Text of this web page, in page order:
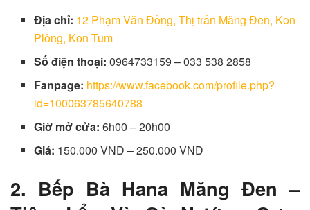
Địa chỉ: 12 Phạm Văn Đồng, Thị trấn Măng Đen, Kon
Plông, Kon Tum
Số điện thoại: 0964733159 – 033 538 2858
Fanpage: https://www.facebook.com/profile.php?
id=100063785640788
Giờ mở cửa: 6h00 – 20h00
Giá: 150.000 VNĐ – 250.000 VNĐ
2. Bếp Bà Hana Măng Đen –